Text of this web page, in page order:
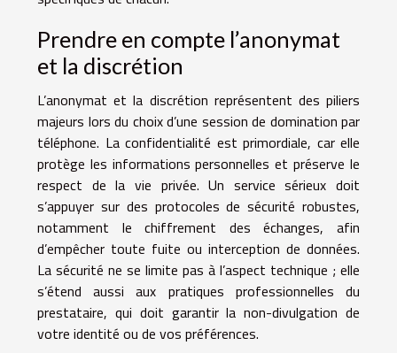
Prendre en compte l’anonymat
et la discrétion
L’anonymat et la discrétion représentent des piliers
majeurs lors du choix d’une session de domination par
téléphone. La confidentialité est primordiale, car elle
protège les informations personnelles et préserve le
respect de la vie privée. Un service sérieux doit
s’appuyer sur des protocoles de sécurité robustes,
notamment le chiffrement des échanges, afin
d’empêcher toute fuite ou interception de données.
La sécurité ne se limite pas à l’aspect technique ; elle
s’étend aussi aux pratiques professionnelles du
prestataire, qui doit garantir la non-divulgation de
votre identité ou de vos préférences.